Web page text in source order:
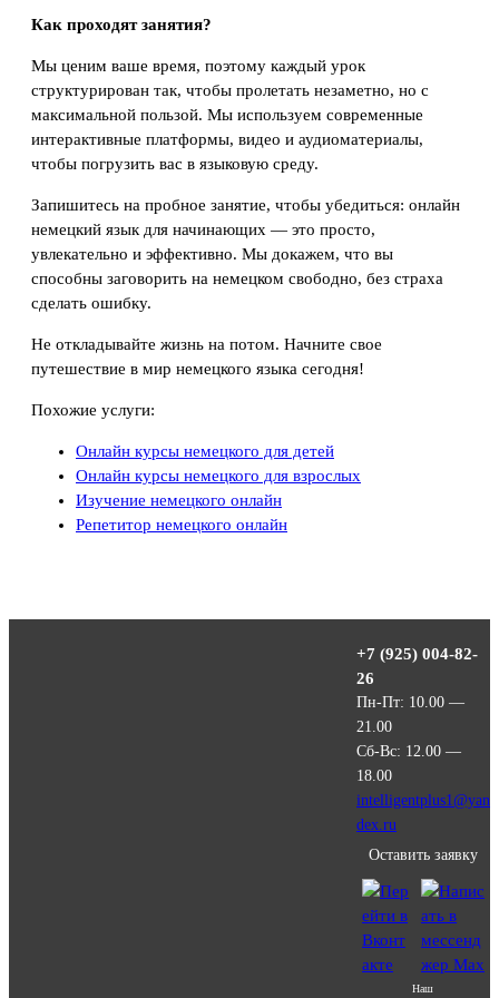
Как проходят занятия?
Мы ценим ваше время, поэтому каждый урок
структурирован так, чтобы пролетать незаметно, но с
максимальной пользой. Мы используем современные
интерактивные платформы, видео и аудиоматериалы,
чтобы погрузить вас в языковую среду.
Запишитесь на пробное занятие, чтобы убедиться: онлайн
немецкий язык для начинающих — это просто,
увлекательно и эффективно. Мы докажем, что вы
способны заговорить на немецком свободно, без страха
сделать ошибку.
Не откладывайте жизнь на потом. Начните свое
путешествие в мир немецкого языка сегодня!
Похожие услуги:
Онлайн курсы немецкого для детей
Онлайн курсы немецкого для взрослых
Изучение немецкого онлайн
Репетитор немецкого онлайн
+7 (925) 004-82-
26
Пн-Пт: 10.00 —
21.00
Сб-Вс: 12.00 —
18.00
intelligentplus1@yan
dex.ru
Оставить заявку
Наш